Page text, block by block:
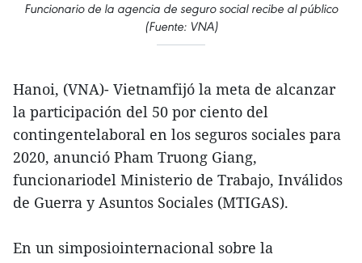
Funcionario de la agencia de seguro social recibe al público
(Fuente: VNA)
Hanoi, (VNA)- Vietnamfijó la meta de alcanzar
la participación del 50 por ciento del
contingentelaboral en los seguros sociales para
2020, anunció Pham Truong Giang,
funcionariodel Ministerio de Trabajo, Inválidos
de Guerra y Asuntos Sociales (MTIGAS).
En un simposiointernacional sobre la